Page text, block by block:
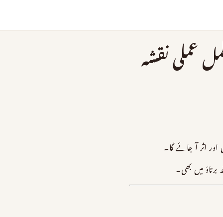
عملی نقشہ
اثر آ جائے گا۔
میں بھی۔